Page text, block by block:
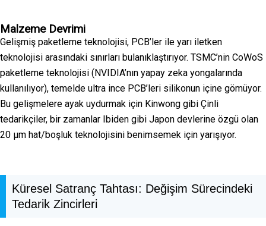
Malzeme Devrimi
Gelişmiş paketleme teknolojisi, PCB’ler ile yarı iletken
teknolojisi arasındaki sınırları bulanıklaştırıyor. TSMC’nin CoWoS
paketleme teknolojisi (NVIDIA’nın yapay zeka yongalarında
kullanılıyor), temelde ultra ince PCB’leri silikonun içine gömüyor.
Bu gelişmelere ayak uydurmak için Kinwong gibi Çinli
tedarikçiler, bir zamanlar Ibiden gibi Japon devlerine özgü olan
20 μm hat/boşluk teknolojisini benimsemek için yarışıyor.
Küresel Satranç Tahtası: Değişim Sürecindeki
Tedarik Zincirleri